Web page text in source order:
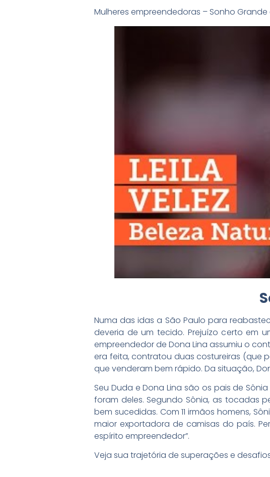
Mulheres empreendedoras – Sonho Grande
Numa das idas a São Paulo para
deveria de um tecido. Prejuízo certo em
empreendedor de Dona Lina assumiu o
era feita, contratou duas costureiras (que
que venderam bem rápido. Da situação,
Seu Duda e Dona Lina são os pais de
foram deles. Segundo Sônia, as tocadas
bem sucedidas. Com 11 irmãos homens,
maior exportadora de camisas do país.
espírito empreendedor”.
Veja sua trajetória de superações e